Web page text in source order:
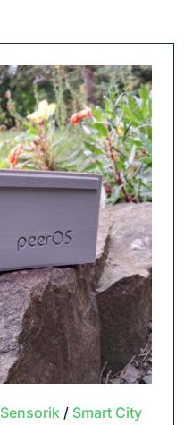
Sensorik/ Smart City